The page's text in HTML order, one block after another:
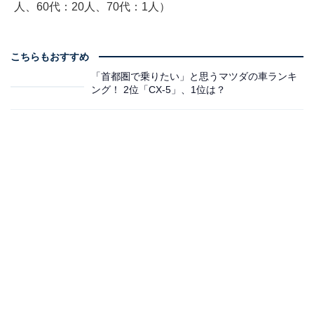
人、60代：20人、70代：1人）
こちらもおすすめ
「首都圏で乗りたい」と思うマツダの車ランキ
ング！ 2位「CX-5」、1位は？